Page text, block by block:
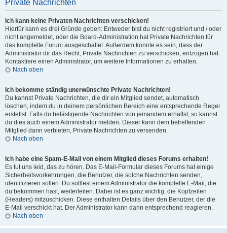
Private Nachrichten
Ich kann keine Privaten Nachrichten verschicken!
Hierfür kann es drei Gründe geben: Entweder bist du nicht registriert und / oder
nicht angemeldet, oder die Board-Administration hat Private Nachrichten für
das komplette Forum ausgeschaltet. Außerdem könnte es sein, dass der
Administrator dir das Recht, Private Nachrichten zu verschicken, entzogen hat.
Kontaktiere einen Administrator, um weitere Informationen zu erhalten.
Nach oben
Ich bekomme ständig unerwünschte Private Nachrichten!
Du kannst Private Nachrichten, die dir ein Mitglied sendet, automatisch
löschen, indem du in deinem persönlichen Bereich eine entsprechende Regel
erstellst. Falls du belästigende Nachrichten von jemandem erhältst, so kannst
du dies auch einem Administrator melden. Dieser kann dem betreffenden
Mitglied dann verbieten, Private Nachrichten zu versenden.
Nach oben
Ich habe eine Spam-E-Mail von einem Mitglied dieses Forums erhalten!
Es tut uns leid, das zu hören. Das E-Mail-Formular dieses Forums hat einige
Sicherheitsvorkehrungen, die Benutzer, die solche Nachrichten senden,
identifizieren sollen. Du solltest einem Administrator die komplette E-Mail, die
du bekommen hast, weiterleiten. Dabei ist es ganz wichtig, die Kopfzeilen
(Headers) mitzuschicken. Diese enthalten Details über den Benutzer, der die
E-Mail verschickt hat. Der Administrator kann dann entsprechend reagieren.
Nach oben